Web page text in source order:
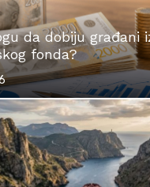
da dobiju građani
fonda?